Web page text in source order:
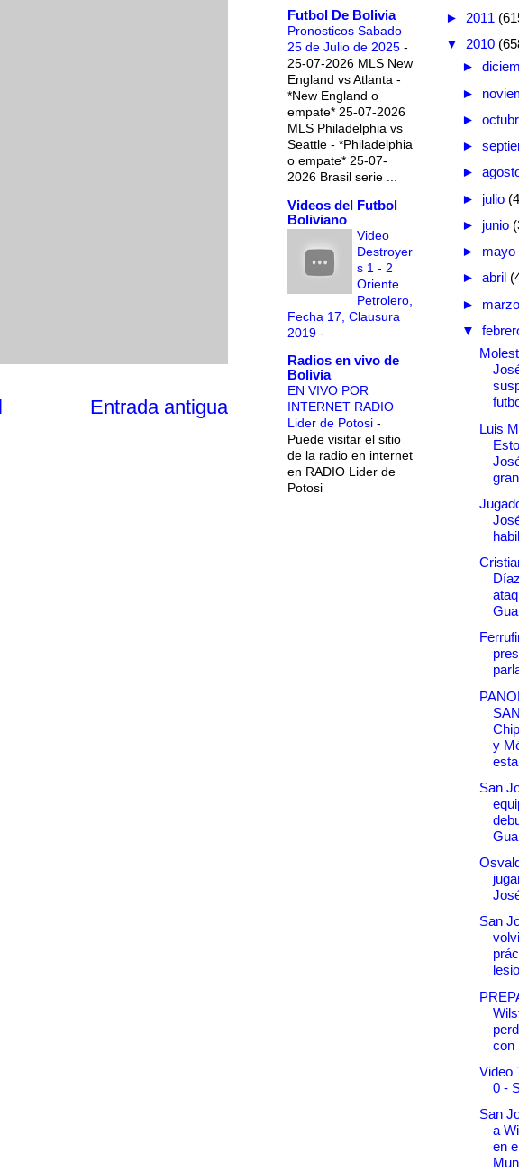
Entrada antigua
Futbol De Bolivia
Pronosticos Sabado
25 de Julio de 2025 -
25-07-2026 MLS New
England vs Atlanta -
*New England o
empate* 25-07-2026
MLS Philadelphia vs
Seattle - *Philadelphia
o empate* 25-07-
2026 Brasil serie ...
Videos del Futbol
Boliviano
Video
Destroyer
s 1 - 2
Oriente
Petrolero,
Fecha 17, Clausura
2019 -
Radios en vivo de
Bolivia
EN VIVO POR
INTERNET RADIO
Lider de Potosi -
Puede visitar el sitio
de la radio en internet
en RADIO Lider de
Potosi
► 2011
▼ 2010
►
►
►
►
►
► julio
► junio
► mayo
► abril
►
▼
Luis
y
San
San
con
Video
0 -
San
a
en